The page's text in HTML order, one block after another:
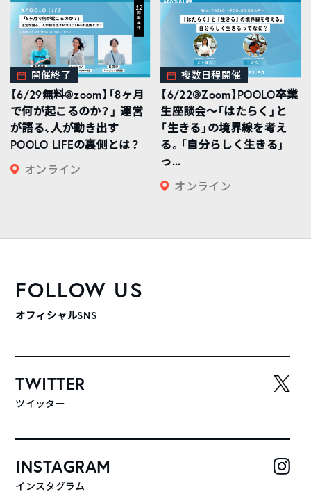
開催終了
【6/29無料@zoom】「8ヶ月
で何が起こるのか？」 運営
が語る、人が動き出す
POOLO LIFEの裏側とは？
オンライン
複数日程開催
【6/22@Zoom】POOLO卒業
生座談会〜「はたらく」と
「生きる」の境界線を考え
る。「自分らしく生きる」
っ...
オンライン
FOLLOW US
オフィシャルSNS
TWITTER
ツイッター
INSTAGRAM
インスタグラム